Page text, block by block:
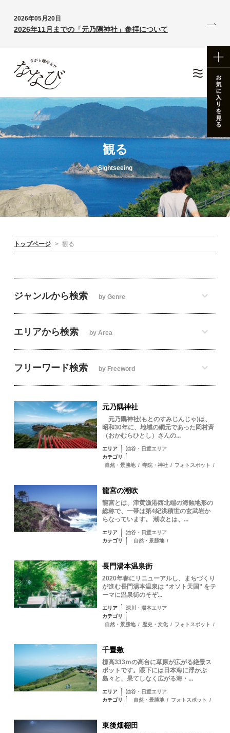
2026年05月20日
2026年11月までの「元乃隅神社」参拝について
トップページ > 観る
観る
Sightseeing
ジャンルから検索 by Genre
エリアから検索 by Area
フリーワード検索 by Freeword
元乃隅神社
元乃隅神社(もとのすみじんじゃ)は、
昭和30年に、地域の網元であった岡村斉
（おかむらひとし）さんの...
エリア
油谷・日置エリア
カテゴリ
自然・景勝地 / 寺院・神社 / フォトスポット /
龍宮の潮吹
龍宮とは、津黄漁港西北端の海蝕地形の
総称で、一帯は第4紀洪積世の玄武岩か
らなっています。 潮吹とは、...
エリア
油谷・日置エリア
カテゴリ
自然・景勝地 /
長門湯本温泉街
2020年春にリニューアルし、まちづくり
が進む長門湯本温泉は “オソト天国” をテ
ーマに温泉街のそぞ...
エリア
深川・湯本エリア
カテゴリ
自然・景勝地 / 歴史・文化 / フォトスポット /
千畳敷
標高333ｍの高台に草原が広がる絶景ス
ポットです。眼下には日本海に浮かぶ
島々と、果てしなく広がる海・...
エリア
油谷・日置エリア
カテゴリ
自然・景勝地 / フォトスポット /
東後畑棚田